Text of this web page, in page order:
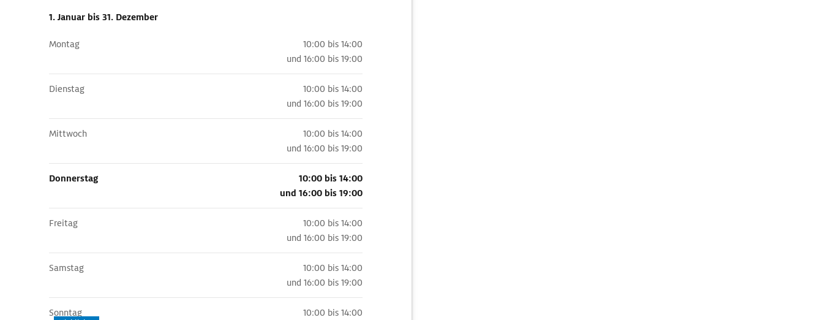
1. Januar bis 31. Dezember
Montag
10:00 bis 14:00
und 16:00 bis 19:00
Dienstag
10:00 bis 14:00
und 16:00 bis 19:00
Mittwoch
10:00 bis 14:00
und 16:00 bis 19:00
Donnerstag
10:00 bis 14:00
und 16:00 bis 19:00
Freitag
10:00 bis 14:00
und 16:00 bis 19:00
Samstag
10:00 bis 14:00
und 16:00 bis 19:00
Sonntag
10:00 bis 14:00